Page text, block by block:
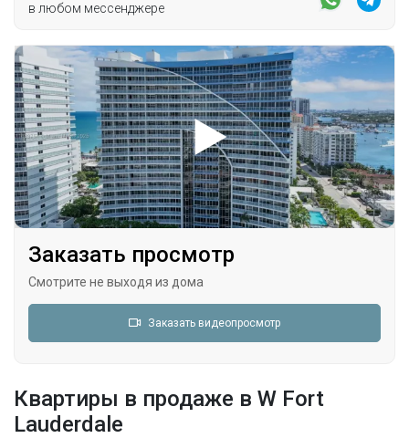
в любом мессенджере
Заказать просмотр
Смотрите не выходя из дома
Заказать видеопросмотр
Квартиры в продаже в W Fort
Lauderdale